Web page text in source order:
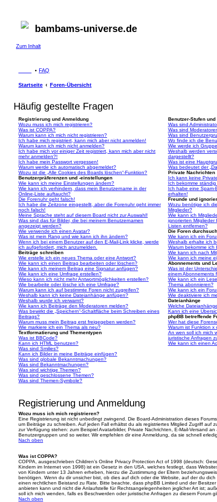
bambams-universe.de
Zum Inhalt
FAQ
Startseite Foren-Übersicht
Häufig gestellte Fragen
Registrierung und Anmeldung
Wozu muss ich mich registrieren?
Was ist COPPA?
Warum kann ich mich nicht registrieren?
Ich habe mich registriert, kann mich aber nicht anmelden!
Warum kann ich mich nicht anmelden?
Ich habe mich vor einiger Zeit registriert, kann mich aber nicht
mehr anmelden?!
Ich habe mein Passwort vergessen!
Warum werde ich automatisch abgemeldet?
Wozu ist die „Alle Cookies des Boards löschen“-Funktion?
Benutzerpräferenzen und -einstellungen
Wie kann ich meine Einstellungen ändern?
Wie kann ich verhindern, dass mein Benutzername in der
Online-Liste auftaucht?
Die Forenuhr geht falsch!
Ich habe die Zeitzone eingestellt, aber die Forenuhr geht immer
noch falsch!
Meine Sprache steht auf diesem Board nicht zur Auswahl!
Was sind das für Bilder, die bei meinem Benutzernamen
angezeigt werden?
Wie verwende ich einen Avatar?
Was ist mein Rang und wie kann ich ihn ändern?
Wenn ich bei einem Benutzer auf den E-Mail-Link klicke, werde
ich aufgefordert, mich anzumelden.
Beiträge schreiben
Wie erstelle ich ein neues Thema oder eine Antwort?
Wie kann ich einen Beitrag bearbeiten oder löschen?
Wie kann ich meinem Beitrag eine Signatur anfügen?
Wie kann ich eine Umfrage erstellen?
Wieso kann ich nicht mehr Antwortmöglichkeiten erstellen?
Wie bearbeite oder lösche ich eine Umfrage?
Warum kann ich auf bestimmte Foren nicht zugreifen?
Weshalb kann ich keine Dateianhänge anfügen?
Weshalb wurde ich verwarnt?
Wie kann ich Beiträge den Moderatoren melden?
Was bewirkt die „Speichern“-Schaltfläche beim Schreiben eines
Beitrags?
Warum muss mein Beitrag erst freigegeben werden?
Wie markiere ich ein Thema als neu?
Textformatierung und Thementypen
Was ist BBCode?
Kann ich HTML benutzen?
Was sind Smilies?
Kann ich Bilder in meine Beiträge einfügen?
Was sind globale Bekanntmachungen?
Was sind Bekanntmachungen?
Was sind wichtige Themen?
Was sind geschlossene Themen?
Was sind Themen-Symbole?
Benutzer-Stufen und
Was sind
Was sind
Was sind
Wo finde ich die
Wie werde ich
Weshalb werden
dargestellt?
Was ist eine
Was bedeutet der
Private Nachrichten
Ich kann keine
Ich bekomme
Ich habe eine Spam-
erhalten!
Freunde und
Wozu benötige ich
Mitglieder?
Wie kann ich
ignorierten
Listen entfernen?
Die Foren
Wie kann ich ein
Weshalb erhalte ich
Warum bekomme
Wie kann ich nach
Wie kann ich meine
Abonnements und
Was ist der
einem Abonnements
Wie kann ich ein
Thema abonnieren?
Wie kann ich ein
Wie deaktiviere ich
Dateianhänge
Welche
Kann ich eine
phpBB betreffende
Wer hat diese
Warum ist Funktion
An wen soll ich mich
juristische Anfragen
Wie kann ich einen
Registrierung und Anmeldung
Wozu muss ich mich registrieren?
Eine Registrierung ist nicht unbedingt zwingend. Die Board-Administration dieses
um Beiträge zu schreiben. Auf jeden Fall erhältst du als registriertes Mitglied Zugriff auf
zur Verfügung stehen: zum Beispiel Avatarbilder, Private Nachrichten, E-Mail-Versand
Benutzergruppen und so weiter. Wir empfehlen dir eine Anmeldung, da sie schnell
Nach oben
Was ist COPPA?
COPPA, ausgeschrieben Children’s Online Privacy Protection Act of 1998 (deutsch:
Kindern im Internet von 1998) ist ein Gesetz in den USA, welches festlegt, dass
von Kindern unter 13 Jahren erheben, hierzu die Zustimmung der Eltern
benötigen. Wenn du dir unsicher bist, ob dies auf dich oder die Website, auf der du
einen rechtlichen Beistand zu Rate. Bitte beachte, dass phpBB Limited und der
anbieten kann und nicht die Anlaufstelle für Rechtsangelegenheiten jeglicher Art ist;
soll ich mich wenden, falls es Beschwerden oder juristische Anfragen zu diesem Forum
Nach oben